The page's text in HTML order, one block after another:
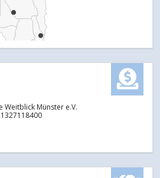
Weitblick Münster e.V.